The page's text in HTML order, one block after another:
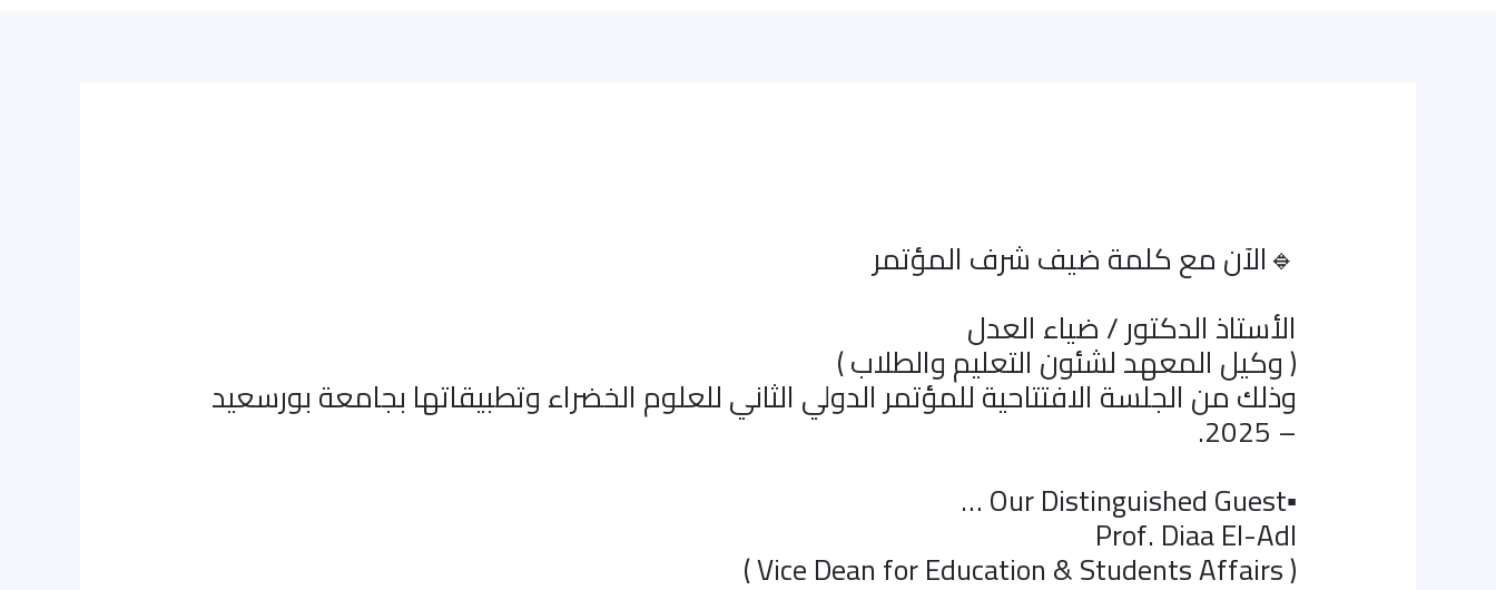
🔹الآن مع كلمة ضيف شرف المؤتمر
الأستاذ الدكتور / ضياء العدل
( وكيل المعهد لشئون التعليم والطلاب )
وذلك من الجلسة الافتتاحية للمؤتمر الدولي الثاني للعلوم الخضراء وتطبيقاتها بجامعة بورسعيد
– 2025.
▪️Our Distinguished Guest …
Prof. Diaa El-Adl
( Vice Dean for Education & Students Affairs )